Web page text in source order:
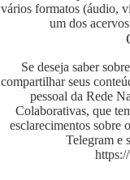
vários formatos (áudio,
um dos
Se deseja saber
compartilhar seus
pessoal da Rede
Colaborativas, que
esclarecimentos sobre
Telegram e